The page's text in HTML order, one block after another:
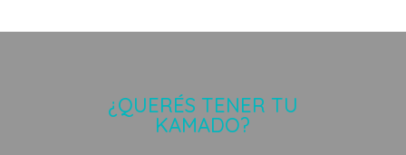
¿QUERÉS TENER TU
KAMADO?